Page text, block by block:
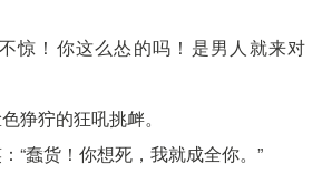
惊！你这么怂的吗！是男人就来对
狰狞的狂吼挑衅。
“蠢货！你想死，我就成全你。”